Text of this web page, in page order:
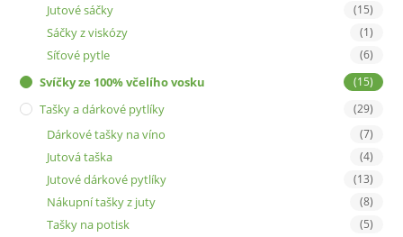
Jutové sáčky (15)
Sáčky z viskózy (1)
Síťové pytle (6)
Svíčky ze 100% včelího vosku (15)
Tašky a dárkové pytlíky (29)
Dárkové tašky na víno (7)
Jutová taška (4)
Jutové dárkové pytlíky (13)
Nákupní tašky z juty (8)
Tašky na potisk (5)